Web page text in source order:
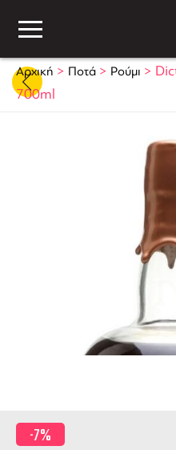
Αρχική > Ποτά > Ρούμι >
700ml
-7%